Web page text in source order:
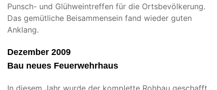
Punsch- und Glühweintreffen für die Ortsbevölkerung.
Das gemütliche Beisammensein fand wieder guten
Anklang.
Dezember 2009
Bau neues Feuerwehrhaus
In diesem Jahr wurde der komplette Rohbau geschafft.